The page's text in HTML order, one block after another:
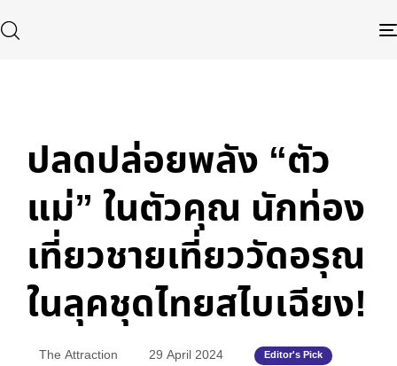
Type and hit enter
ปลดปล่อยพลัง “ตัว
แม่” ในตัวคุณ นักท่อง
เที่ยวชายเที่ยววัดอรุณ
ในลุคชุดไทยสไบเฉียง!
The Attraction 29 April 2024 Editor's Pick